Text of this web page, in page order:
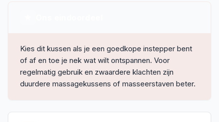
Kies dit kussen als je een goedkope instepper bent
of af en toe je nek wat wilt ontspannen. Voor
regelmatig gebruik en zwaardere klachten zijn
duurdere massagekussens of masseerstaven beter.